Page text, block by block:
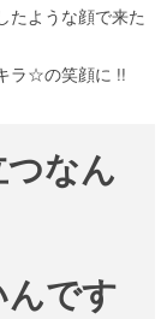
たような顔で来た
ラ☆の笑顔に !!
つなん
です